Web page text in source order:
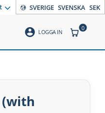
SVERIGE SVENSKA SEK
account_circle LOGGA IN ANTAL
0
(with